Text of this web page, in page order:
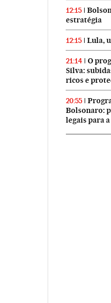
12:15
estratégia
12:15 Lula,
21:14
O
Silva:
ricos e
20:55
Bolsonaro:
legais para